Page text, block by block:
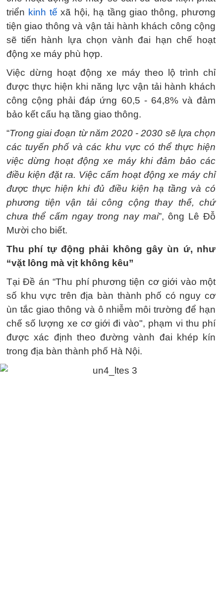
triển kinh tế xã hội, hạ tầng giao thông, phương
tiện giao thông và vận tải hành khách công cộng
sẽ tiến hành lựa chọn vành đai hạn chế hoạt
động xe máy phù hợp.
Việc dừng hoạt động xe máy theo lộ trình chỉ
được thực hiện khi năng lực vận tải hành khách
công cộng phải đáp ứng 60,5 - 64,8% và đảm
bảo kết cấu hạ tầng giao thông.
“Trong giai đoạn từ năm 2020 - 2030 sẽ lựa chọn
các tuyến phố và các khu vực có thể thực hiện
việc dừng hoạt động xe máy khi đảm bảo các
điều kiện đặt ra. Việc cấm hoạt động xe máy chỉ
được thực hiện khi đủ điều kiện hạ tầng và có
phương tiện vận tải công cộng thay thế, chứ
chưa thể cấm ngay trong nay mai”, ông Lê Đỗ
Mười cho biết.
Thu phí tự động phải không gây ùn ứ, như
“vặt lông mà vịt không kêu”
Tại Đề án “Thu phí phương tiện cơ giới vào một
số khu vực trên địa bàn thành phố có nguy cơ
ùn tắc giao thông và ô nhiễm môi trường để hạn
chế số lượng xe cơ giới đi vào", phạm vi thu phí
được xác định theo đường vành đai khép kín
trong địa bàn thành phố Hà Nội.